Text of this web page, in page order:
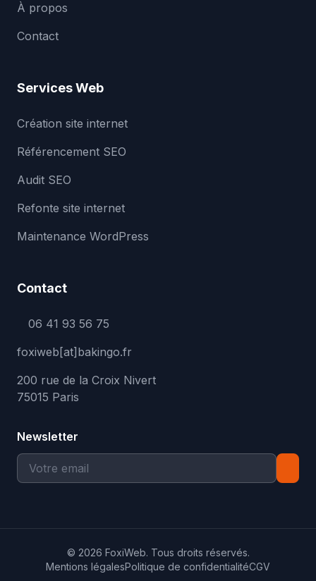
À propos
Contact
Services Web
Création site internet
Référencement SEO
Audit SEO
Refonte site internet
Maintenance WordPress
Contact
06 41 93 56 75
foxiweb[at]bakingo.fr
200 rue de la Croix Nivert
75015 Paris
Newsletter
© 2026 FoxiWeb. Tous droits réservés.
Mentions légalesPolitique de confidentialitéCGV